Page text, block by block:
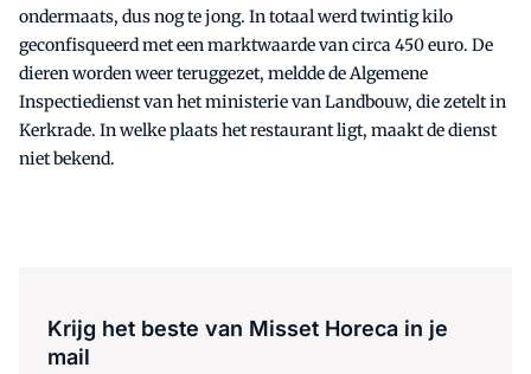
ondermaats, dus nog te jong. In totaal werd twintig kilo
geconfisqueerd met een marktwaarde van circa 450 euro. De
dieren worden weer teruggezet, meldde de Algemene
Inspectiedienst van het ministerie van Landbouw, die zetelt in
Kerkrade. In welke plaats het restaurant ligt, maakt de dienst
niet bekend.
Krijg het beste van Misset Horeca in je
mail